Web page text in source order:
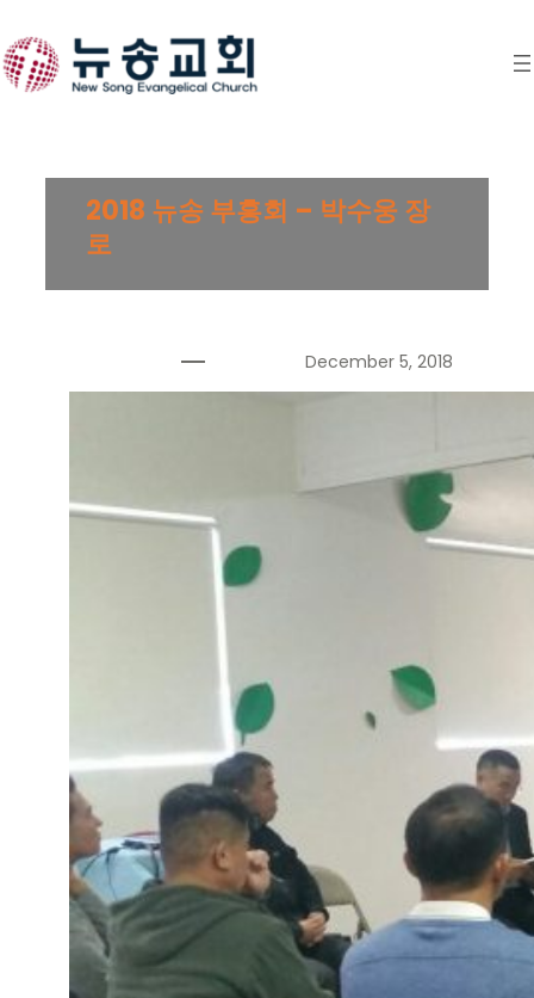
to
content
2018 뉴송 부흥회 – 박수웅 장
로
December 5, 2018